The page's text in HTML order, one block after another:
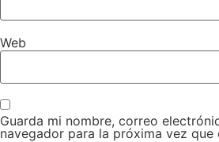
Web
Guarda mi nombre, correo
navegador para la próxima vez que